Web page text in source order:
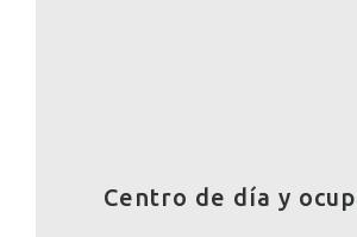
Centro de día y